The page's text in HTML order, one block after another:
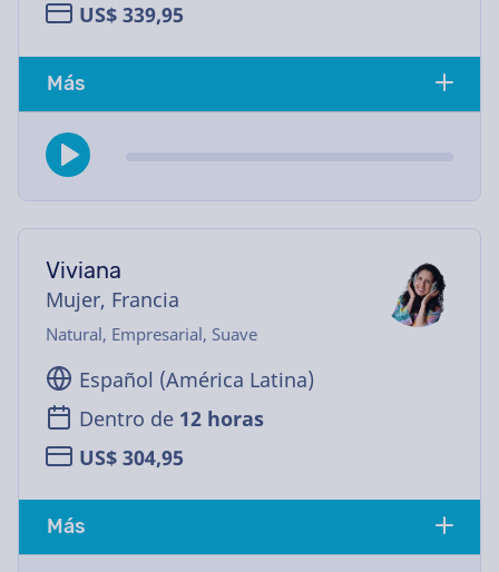
US$ 339,95
Más
Viviana
Mujer, Francia
Natural, Empresarial, Suave
Español (América Latina)
Dentro de 12 horas
US$ 304,95
Más